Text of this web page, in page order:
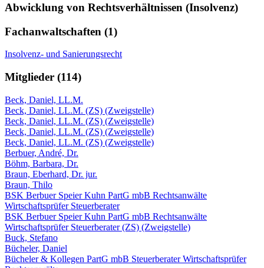
Abwicklung von Rechtsverhältnissen (Insolvenz)
Fachanwaltschaften (1)
Insolvenz- und Sanierungsrecht
Mitglieder (114)
Beck, Daniel, LL.M.
Beck, Daniel, LL.M. (ZS) (Zweigstelle)
Beck, Daniel, LL.M. (ZS) (Zweigstelle)
Beck, Daniel, LL.M. (ZS) (Zweigstelle)
Beck, Daniel, LL.M. (ZS) (Zweigstelle)
Berbuer, André, Dr.
Böhm, Barbara, Dr.
Braun, Eberhard, Dr. jur.
Braun, Thilo
BSK Berbuer Speier Kuhn PartG mbB Rechtsanwälte
Wirtschaftsprüfer Steuerberater
BSK Berbuer Speier Kuhn PartG mbB Rechtsanwälte
Wirtschaftsprüfer Steuerberater (ZS) (Zweigstelle)
Buck, Stefano
Bücheler, Daniel
Bücheler & Kollegen PartG mbB Steuerberater Wirtschaftsprüfer